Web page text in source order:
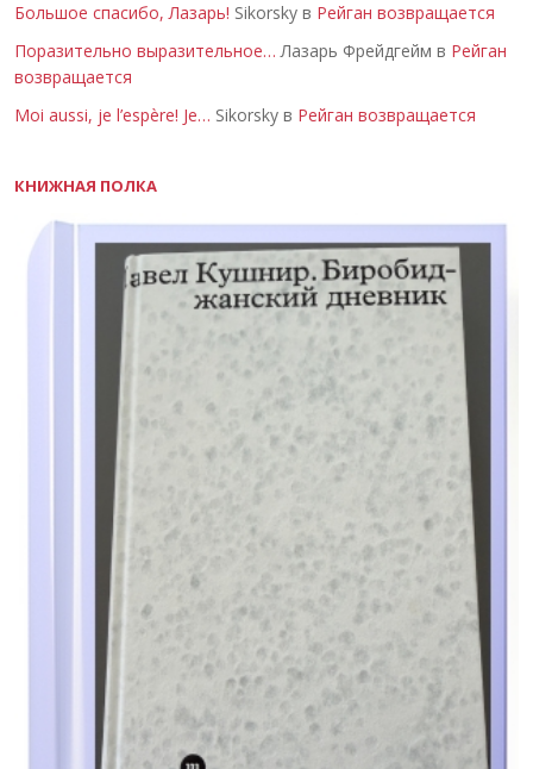
Большое спасибо, Лазарь! Sikorsky в Рейган возвращается
Поразительно выразительное… Лазарь Фрейдгейм в Рейган
возвращается
Moi aussi, je l’espère! Je… Sikorsky в Рейган возвращается
КНИЖНАЯ ПОЛКА